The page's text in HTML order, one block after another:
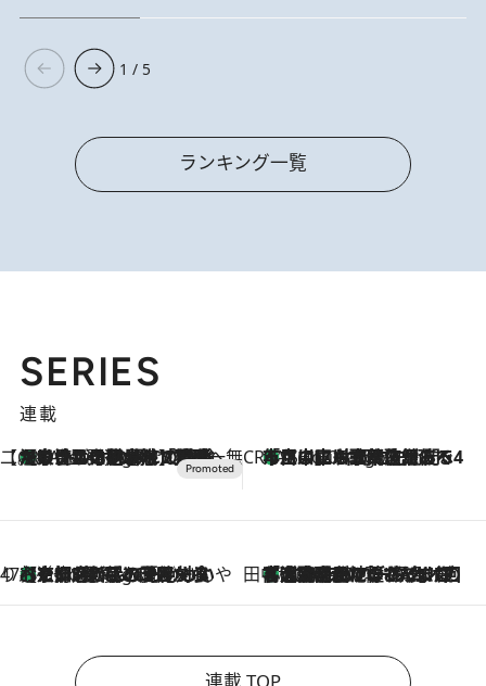
1 / 5
ランキング一覧
SERIES
連載
【CREA×星野リゾート】唯一無二。癒しと発見が待つ場所へ
5 Hours Ago
【トンボの足水浴】ヒノキの香りに包まれて涼感マックス！約13℃の湧水かけ流しを避暑地「星野温泉 トンボの湯」で体験 CREA'S CHOICE
7 Hours Ago
「立川にも歌舞伎があるんだよ」 片岡仁左衛門・市川中車ら豪華座組みで4年目の立川立飛歌舞伎へ
47都道府県の手みやげ ひんやりスイーツで夏を満喫
7 Hours Ago
【京都府】この夏絶対食べたい 冷やしておいしいおやつ3選 ひと口目から心を掴む新緑のテリーヌ 田中稲の勝手に再ブーム
2026.8.7
「湘南乃風に憧れて」観客大盛上がりの“タオル回し”に、ラッパー顔負けの高速歌唱まで…さだまさし（74）のアグレッシブすぎる現在地
連載 TOP